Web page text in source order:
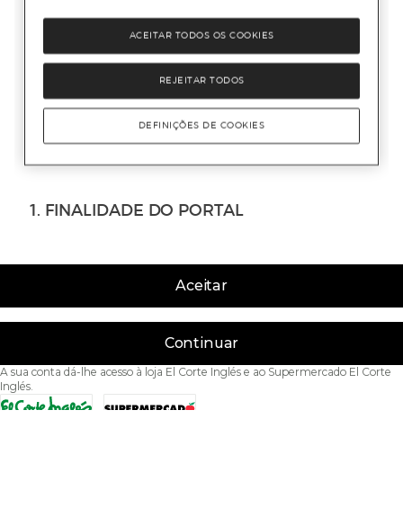
Aceitar
Continuar
A sua conta dá-lhe acesso à loja El Corte Inglés e ao Supermercado El Corte
Inglés.